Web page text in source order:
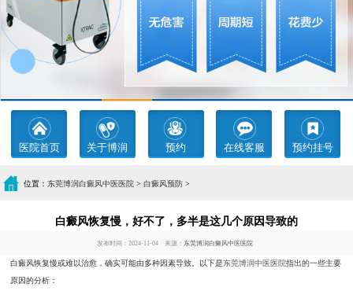
医院首页 关于博润 预约 在线客服 预约挂号
位置： 东莞博润白癜风中医医院 > 白癜风预防 >
白癜风恢复慢，好不了，多半是这几个原因导致的
发布时间：2024-11-04 来源： 东莞博润白癜风中医医院
白癜风恢复慢或难以治愈，确实可能由多种因素导致。以下是东莞博润中医医院指出的一些主要
原因的分析：